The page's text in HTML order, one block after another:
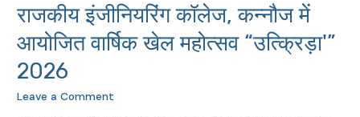
राजकीय इंजीनियरिंग कॉलेज, कन्नौज में
आयोजित वार्षिक खेल महोत्सव “उत्क्रिड़ा'”
2026
Leave a Comment
राजकीय
इंजीनियरिंग
कॉलेज,
कन्नौज
में